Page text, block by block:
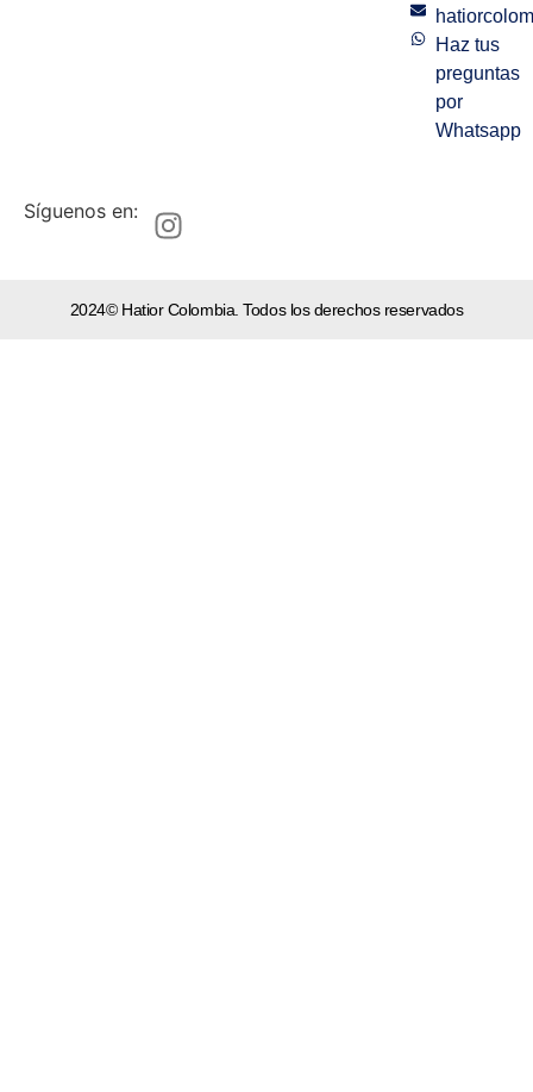
Haz tus
preguntas
por
Whatsapp
Síguenos en:
2024© Hatior Colombia. Todos los derechos reservados